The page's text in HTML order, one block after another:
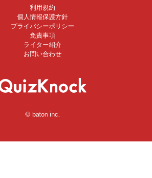
利用規約
個人情報保護方針
プライバシーポリシー
免責事項
ライター紹介
お問い合わせ
© baton inc.